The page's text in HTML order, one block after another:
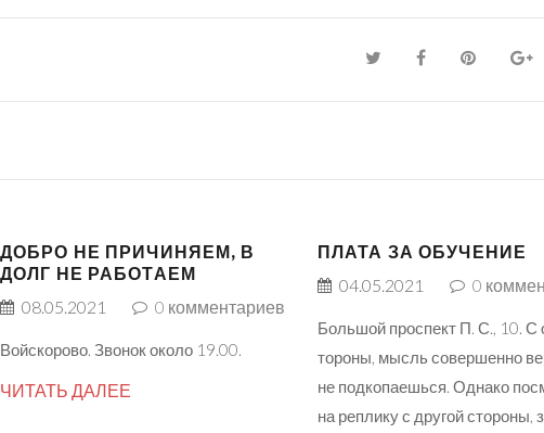
ДОБРО НЕ ПРИЧИНЯЕМ, В
ДОЛГ НЕ РАБОТАЕМ
08.05.2021
0 комментариев
Войскорово. Звонок около 19.00.
ЧИТАТЬ ДАЛЕЕ
ПЛАТА ЗА ОБУЧЕНИЕ
04.05.2021
0
Большой проспект П. С., 10. С
тороны, мысль совершенно
не подкопаешься. Однако
на реплику с другой стороны,